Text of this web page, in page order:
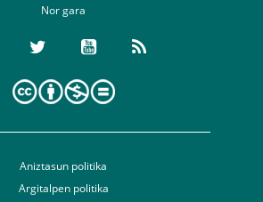
Nor gara
Aniztasun politika
Argitalpen politika